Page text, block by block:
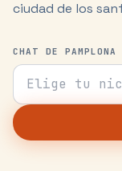
ciudad de los
CHAT DE
Tu nick para el